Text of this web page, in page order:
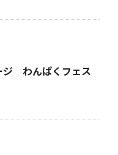
ジ わんぱくフェス